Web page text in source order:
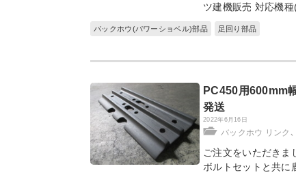
ツ建機販売 対応機
バックホウ(パワーショベル)部品 足回り部品
PC450用600mm
発送
2022年6月16日
バックホウ リンク
ご注文をいただきま
ボルトセットと共